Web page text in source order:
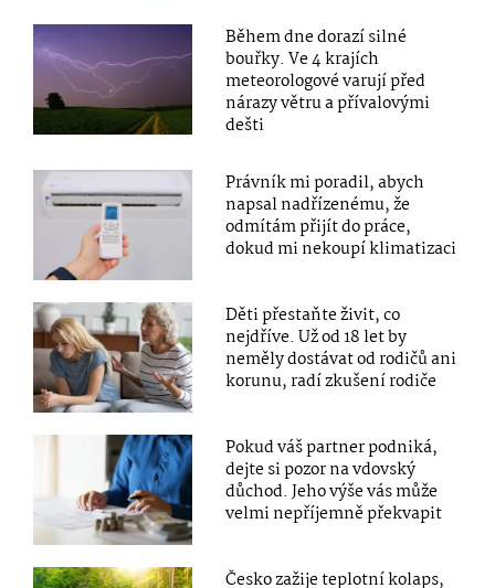
Během dne dorazí silné
bouřky. Ve 4 krajích
meteorologové varují před
nárazy větru a přívalovými
dešti
Právník mi poradil, abych
napsal nadřízenému, že
odmítám přijít do práce,
dokud mi nekoupí klimatizaci
Děti přestaňte živit, co
nejdříve. Už od 18 let by
neměly dostávat od rodičů ani
korunu, radí zkušení rodiče
Pokud váš partner podniká,
dejte si pozor na vdovský
důchod. Jeho výše vás může
velmi nepříjemně překvapit
Česko zažije teplotní kolaps,